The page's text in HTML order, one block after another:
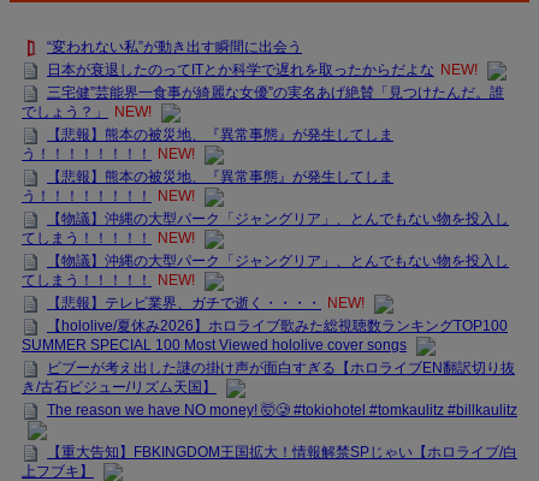
“変われない私”が動き出す瞬間に出会う
日本が衰退したのってITとか科学で遅れを取ったからだよな NEW!
三宅健”芸能界一食事が綺麗な女優”の実名あげ絶賛「見つけたんだ。誰
でしょう？」
NEW!
【悲報】熊本の被災地、『異常事態』が発生してしま
う！！！！！！！！
NEW!
【悲報】熊本の被災地、『異常事態』が発生してしま
う！！！！！！！！
NEW!
【物議】沖縄の大型パーク「ジャングリア」、とんでもない物を投入し
てしまう！！！！！
NEW!
【物議】沖縄の大型パーク「ジャングリア」、とんでもない物を投入し
てしまう！！！！！
NEW!
【悲報】テレビ業界、ガチで逝く・・・・
NEW!
【hololive/夏休み2026】ホロライブ歌みた総視聴数ランキングTOP100
SUMMER SPECIAL 100 Most Viewed hololive cover songs
ビブーが考え出した謎の掛け声が面白すぎる【ホロライブEN翻訳切り抜
き/古石ビジュー/リズム天国】
The reason we have NO money! 🤯🥲 #tokiohotel #tomkaulitz #billkaulitz
【重大告知】FBKINGDOM王国拡大！情報解禁SPじゃい【ホロライブ/白
上フブキ】